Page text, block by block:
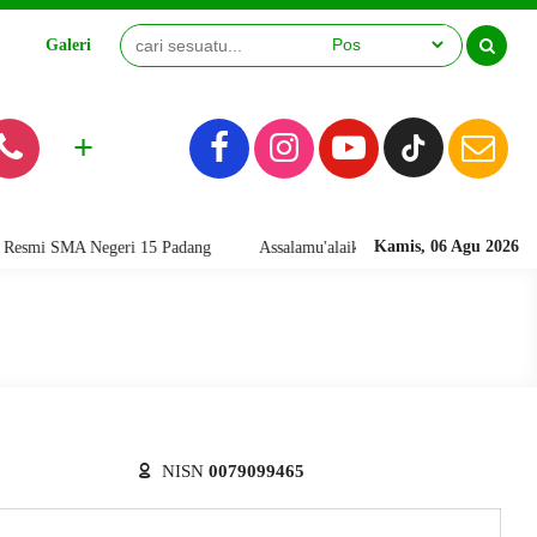
Galeri Video
+
Kamis, 06 Agu 2026
Negeri 15 Padang Assalamu'alaikum warahmatullahi
NISN 0079099465